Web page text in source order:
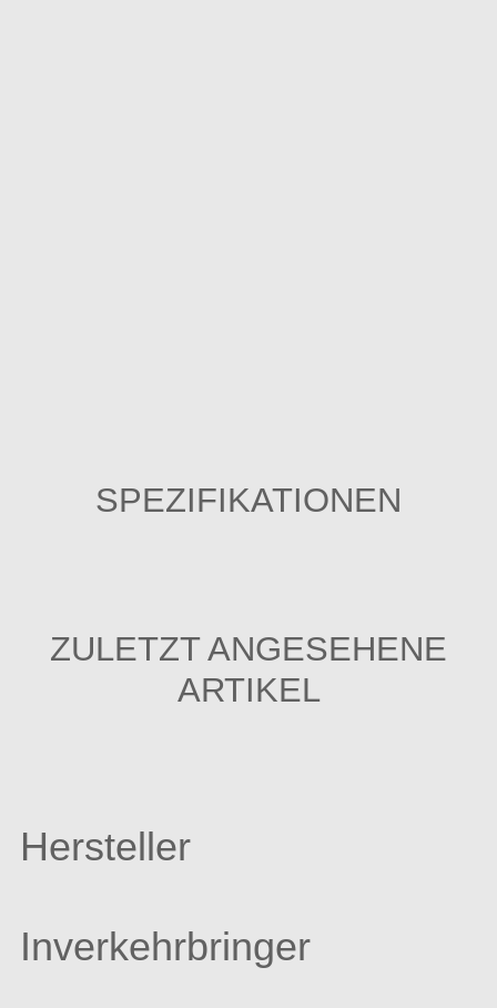
SPEZIFIKATIONEN
ZULETZT ANGESEHENE
ARTIKEL
Hersteller
Inverkehrbringer